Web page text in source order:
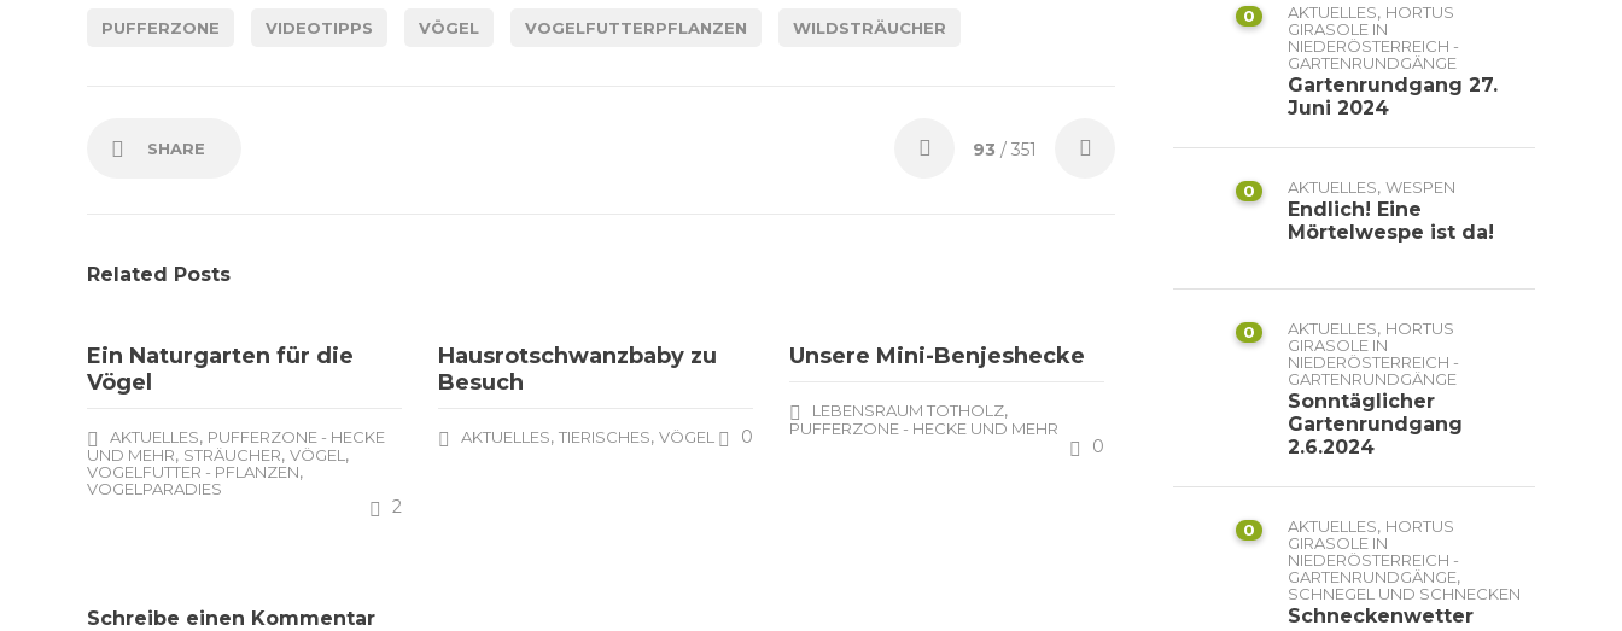
PUFFERZONE VIDEOTIPPS VÖGEL VOGELFUTTERPFLANZEN WILDSTRÄUCHER
SHARE 93 / 351
Related Posts
Ein Naturgarten für die
Vögel
AKTUELLES, PUFFERZONE - HECKE
UND MEHR, STRÄUCHER, VÖGEL ,
VOGELFUTTER - PFLANZEN,
VOGELPARADIES
2
Hausrotschwanzbaby zu
Besuch
AKTUELLES,TIERISCHES,VÖGEL 0
Unsere Mini-Benjeshecke
LEBENSRAUM TOTHOLZ,
PUFFERZONE - HECKE UND MEHR
0
Schreibe einen Kommentar
0 AKTUELLES, HORTUS
GIRASOLE IN
NIEDERÖSTERREICH -
GARTENRUNDGÄNGE
Gartenrundgang 27.
Juni 2024
0 AKTUELLES, WESPEN
Endlich! Eine
Mörtelwespe ist da!
0 AKTUELLES, HORTUS
GIRASOLE IN
NIEDERÖSTERREICH -
GARTENRUNDGÄNGE
Sonntäglicher
Gartenrundgang
2.6.2024
0 AKTUELLES, HORTUS
GIRASOLE IN
NIEDERÖSTERREICH -
GARTENRUNDGÄNGE,
SCHNEGEL UND SCHNECKEN
Schneckenwetter